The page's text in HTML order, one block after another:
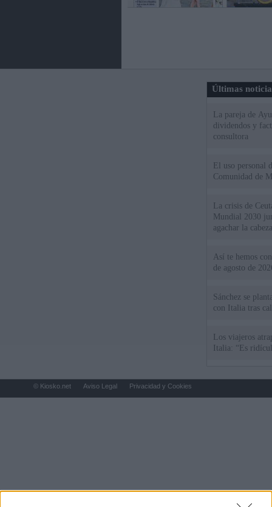
Últimas
La pareja de
dividendos y
consultora
El uso personal
Comunidad de
La crisis de
Mundial 2030
agachar la
Así te hemos
de agosto de
Sánchez se
con Italia tras
Los viajeros
Italia: “Es
© Kiosko.net Aviso Legal Privacidad y Cookies